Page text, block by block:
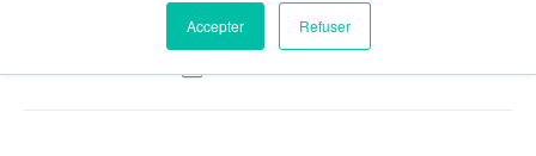
Accepter Refuser
Localisation : Roussillon (38)
∙
Client :Hexcel